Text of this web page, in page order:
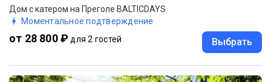
Дом с катером на Преголе BALTICDAYS
Моментальное подтверждение
от 28 800 ₽ для 2 гостей Выбрать